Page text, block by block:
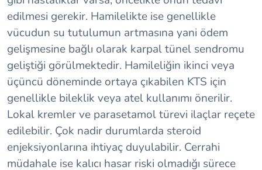
edilmesi gerekir. Hamilelikte ise genellikle
vücudun su tutulumun artmasına yani ödem
gelişmesine bağlı olarak karpal tünel sendromu
geliştiği görülmektedir. Hamileliğin ikinci veya
üçüncü döneminde ortaya çıkabilen KTS için
genellikle bileklik veya atel kullanımı önerilir.
Lokal kremler ve parasetamol türevi ilaçlar reçete
edilebilir. Çok nadir durumlarda steroid
enjeksiyonlarına ihtiyaç duyulabilir. Cerrahi
müdahale ise kalıcı hasar riski olmadığı sürece